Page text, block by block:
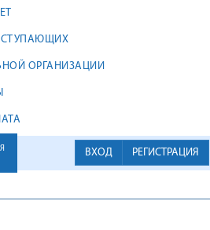
ОРГАНИЗАЦИИ
ВХОД РЕГИСТРАЦИЯ